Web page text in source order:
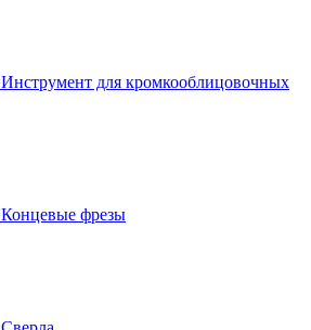
Инструмент для кромкооблицовочных
Концевые фрезы